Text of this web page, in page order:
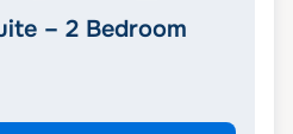
– 2 Bedroom